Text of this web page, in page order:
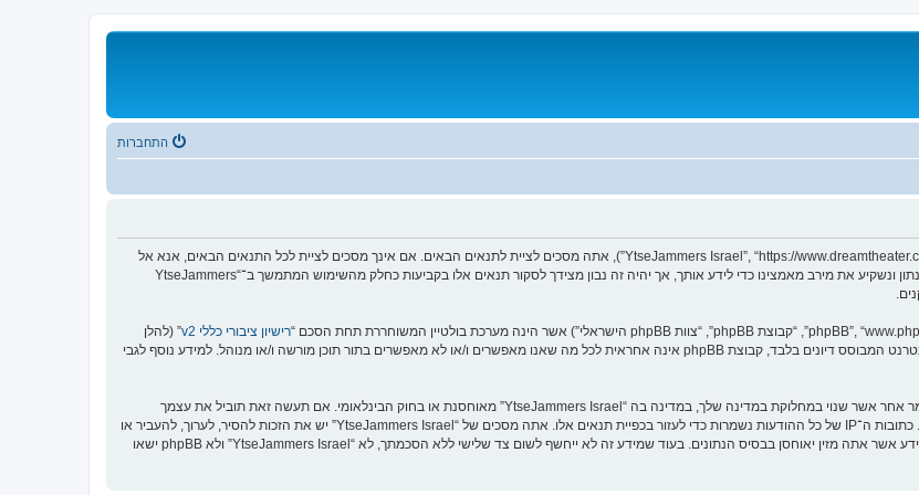
התחברות
בעת הגישה אל “YtseJammers Israel” (להלן “אנחנו”, “אותנו”, “שלנו”, “YtseJammers Israel”, “https://www.dreamtheater.co.il/forums”), אתה מסכים לציית לתנאים הבאים. אם אינך מסכים לציית לכל התנאים הבאים, אנא אל
תיגש ו/או תשתמש ב־“YtseJammers Israel”. אנו יכולים לשנות תנאים אלו בכל זמן נתון ונשקיע את מירב מאמצינו כדי לידע אותך, אך יהיה זה נבון מצידך לסקור תנאים אלו בקביעות כחלק מהשימוש המתמשך ב־“YtseJammers
רישיון ציבורי כללי v2
” (להלן
. מערכת phpBB מקלה על האינטרנט המבוסס דיונים בלבד, קבוצת phpBB אינה אחראית לכל מה שאנו מאפשרים ו/או לא מאפשרים בתור תוכן מורשה ו/או מנוהל. למידע נוסף לגבי
אתה מסכים לא לשלוח דברים גסים, גזעניים, אלימים, פוגעים, בלתי חוקיים או כל חומר אחר אשר שנוי במחלוקת במדינה שלך, במדינה בה “YtseJammers Israel” מאוחסנת או בחוק הבינלאומי. אם תעשה זאת תוביל את עצמך
לחסימה מיידית ולצמיתות, עם הודעה לספק שירות האינטרנט אם זה יראה לנו דרוש. כתובות ה־IP של כל ההודעות נשמרות כדי לעזור בכפיית תנאים אלו. אתה מסכים של “YtseJammers Israel” יש את הזכות להסיר, לערוך, להעביר או
לסגור כל נושא בכל זמן נתון הנראה לנו מתאים. בתור משתמש אתה מסכים שכל המידע אשר אתה מזין יאוחסן בבסיס הנתונים. בעוד שמידע זה לא ייחשף לשום צד שלישי ללא הסכמתך, לא “YtseJammers Israel” ולא phpBB ישאו